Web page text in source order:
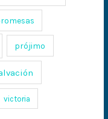
prójimo
victoria